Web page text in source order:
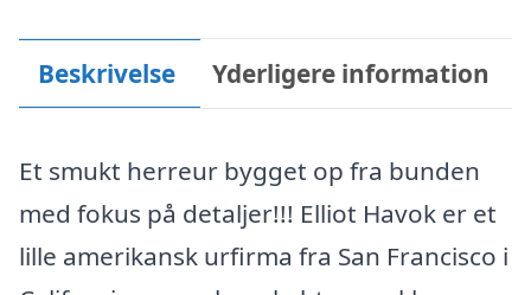
Beskrivelse Yderligere information
Et smukt herreur bygget op fra bunden
med fokus på detaljer!!! Elliot Havok er et
lille amerikansk urfirma fra San Francisco i